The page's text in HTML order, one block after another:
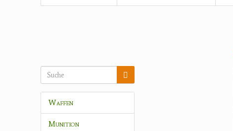
Waffen
Munition